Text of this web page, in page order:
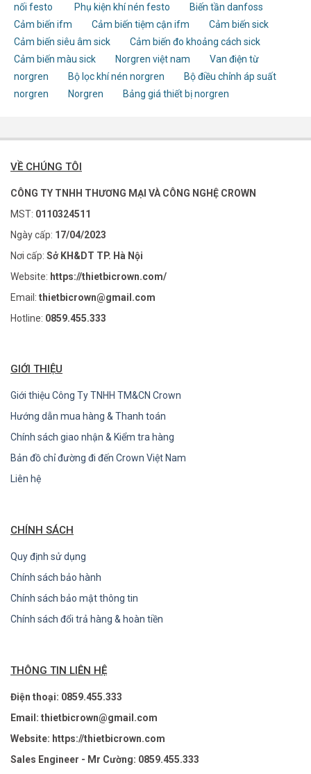
nối festo
Phụ kiện khí nén festo
Biến tần danfoss
Cảm biến ifm
Cảm biến tiệm cận ifm
Cảm biến sick
Cảm biến siêu âm sick
Cảm biến đo khoảng cách sick
Cảm biến màu sick
Norgren việt nam
Van điện từ
norgren
Bộ lọc khí nén norgren
Bộ điều chỉnh áp suất
norgren
Norgren Bảng giá thiết bị norgren
VỀ CHÚNG TÔI
CÔNG TY TNHH THƯƠNG MẠI VÀ CÔNG NGHỆ CROWN
MST: 0110324511
Ngày cấp: 17/04/2023
Nơi cấp: Sở KH&DT TP. Hà Nội
Website: https://thietbicrown.com/
Email: thietbicrown@gmail.com
Hotline: 0859.455.333
GIỚI THIỆU
Giới thiệu Công Ty TNHH TM&CN Crown
Hướng dẫn mua hàng & Thanh toán
Chính sách giao nhận & Kiểm tra hàng
Bản đồ chỉ đường đi đến Crown Việt Nam
Liên hệ
CHÍNH SÁCH
Quy định sử dụng
Chính sách bảo hành
Chính sách bảo mật thông tin
Chính sách đổi trả hàng & hoàn tiền
THÔNG TIN LIÊN HỆ
Điện thoại: 0859.455.333
Email: thietbicrown@gmail.com
Website: https://thietbicrown.com
Sales Engineer - Mr Cường: 0859.455.333